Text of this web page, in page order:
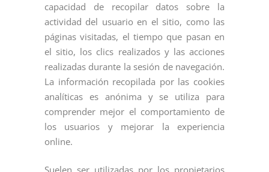
capacidad de recopilar datos sobre la
actividad del usuario en el sitio, como las
páginas visitadas, el tiempo que pasan en
el sitio, los clics realizados y las acciones
realizadas durante la sesión de navegación.
La información recopilada por las cookies
analíticas es anónima y se utiliza para
comprender mejor el comportamiento de
los usuarios y mejorar la experiencia
online.
Suelen ser utilizadas por los propietarios